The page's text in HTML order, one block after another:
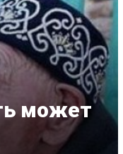
может